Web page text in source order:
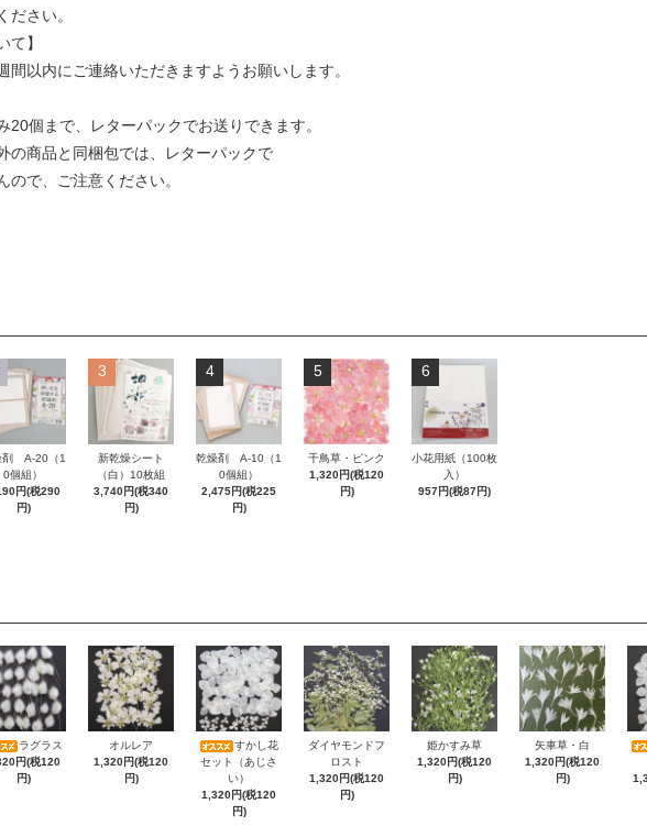
さい。
て】
間以内にご連絡いただきますようお願いします。
20個まで、レターパックでお送りできます。
の商品と同梱包では、レターパックで
で、ご注意ください。
剤 A-20（1
0個組）
円(税290
円)
3
新乾燥シート
（白）10枚組
3,740円(税340
円)
4
乾燥剤 A-10（1
0個組）
2,475円(税225
円)
5
千鳥草・ピンク
1,320円(税120
円)
6
小花用紙（100枚
入）
957円(税87円)
ラグラス
円(税120
円)
オルレア
1,320円(税120
円)
すかし花
セット（あじさ
い）
1,320円(税120
円)
ダイヤモンドフ
ロスト
1,320円(税120
円)
姫かすみ草
1,320円(税120
円)
矢車草・白
1,320円(税120
円)